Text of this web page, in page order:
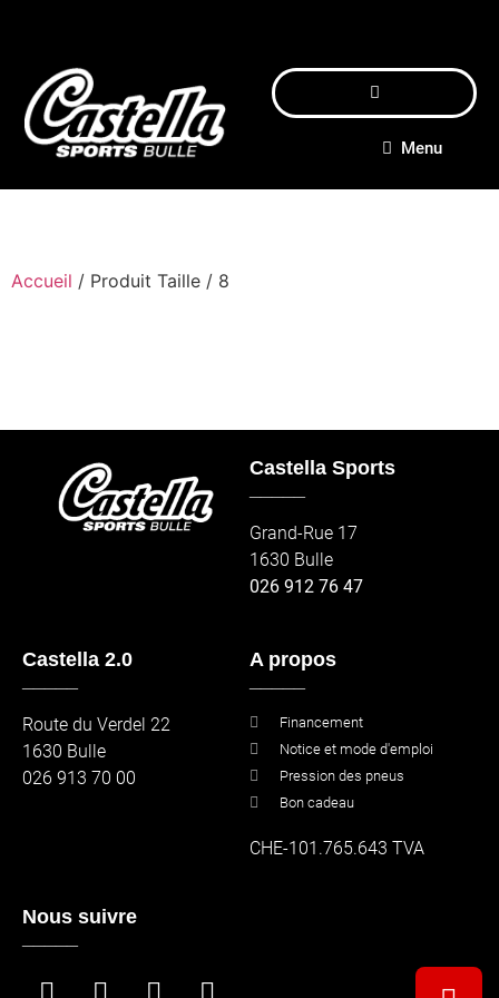
Menu
Accueil / Produit Taille / 8
Castella Sports
Grand-Rue 17
1630 Bulle
026 912 76 47
Castella 2.0
Route du Verdel 22
1630 Bulle
026 913 70 00
A propos
Financement
Notice et mode d'emploi
Pression des pneus
Bon cadeau
CHE-101.765.643 TVA
Nous suivre